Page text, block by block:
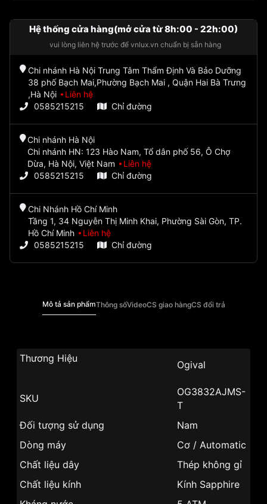
Hệ thống cửa hàng(mở cửa từ 8h:00 - 22h:00)
vui lòng liên hệ trước để vnlux.vn chuẩn bị sẵn hàng
Chi nhánh Hà Nội Trung Tâm Thẩm Định Và Bảo Dưỡng
38 phố Bạch Mai,Phường Bạch Mai , Quận Hai Bà Trưng
,Hà Nội
Liên hệ
0585215215
Chỉ đường
Chi nhánh Hà Nội
Chi nhánh HN: 123 Hào Nam, Tổ dân phố 56, Ô Chợ
Dừa, Hà Nội, Việt Nam
Liên hệ
0585215215
Chỉ đường
Chi Nhánh Hồ Chí Minh
Tầng 1, 34 Nguyễn Thị Minh Khai, Phường Sài Gòn, TP.
Hồ Chí Minh
Liên hệ
0585215215
Chỉ đường
Mô tả sản phẩmThông sốVideoCS giao hàngCS đổi trả
Thương Hiệu
Ogival
SKU
OG3832AJMS-
T
Đối tượng sử dụng
Nam
Dòng máy
Cơ / Automatic
Chất liệu dây
Thép không gỉ
Chất liệu kính
Kính Sapphire